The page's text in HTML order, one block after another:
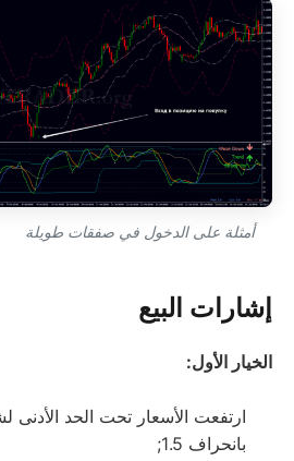
أمثلة على الدخول في صفقات طويلة
إشارات البيع
الخيار الأول:
ارتفعت الأسعار تحت الحد الأدنى
بانحراف 1.5;